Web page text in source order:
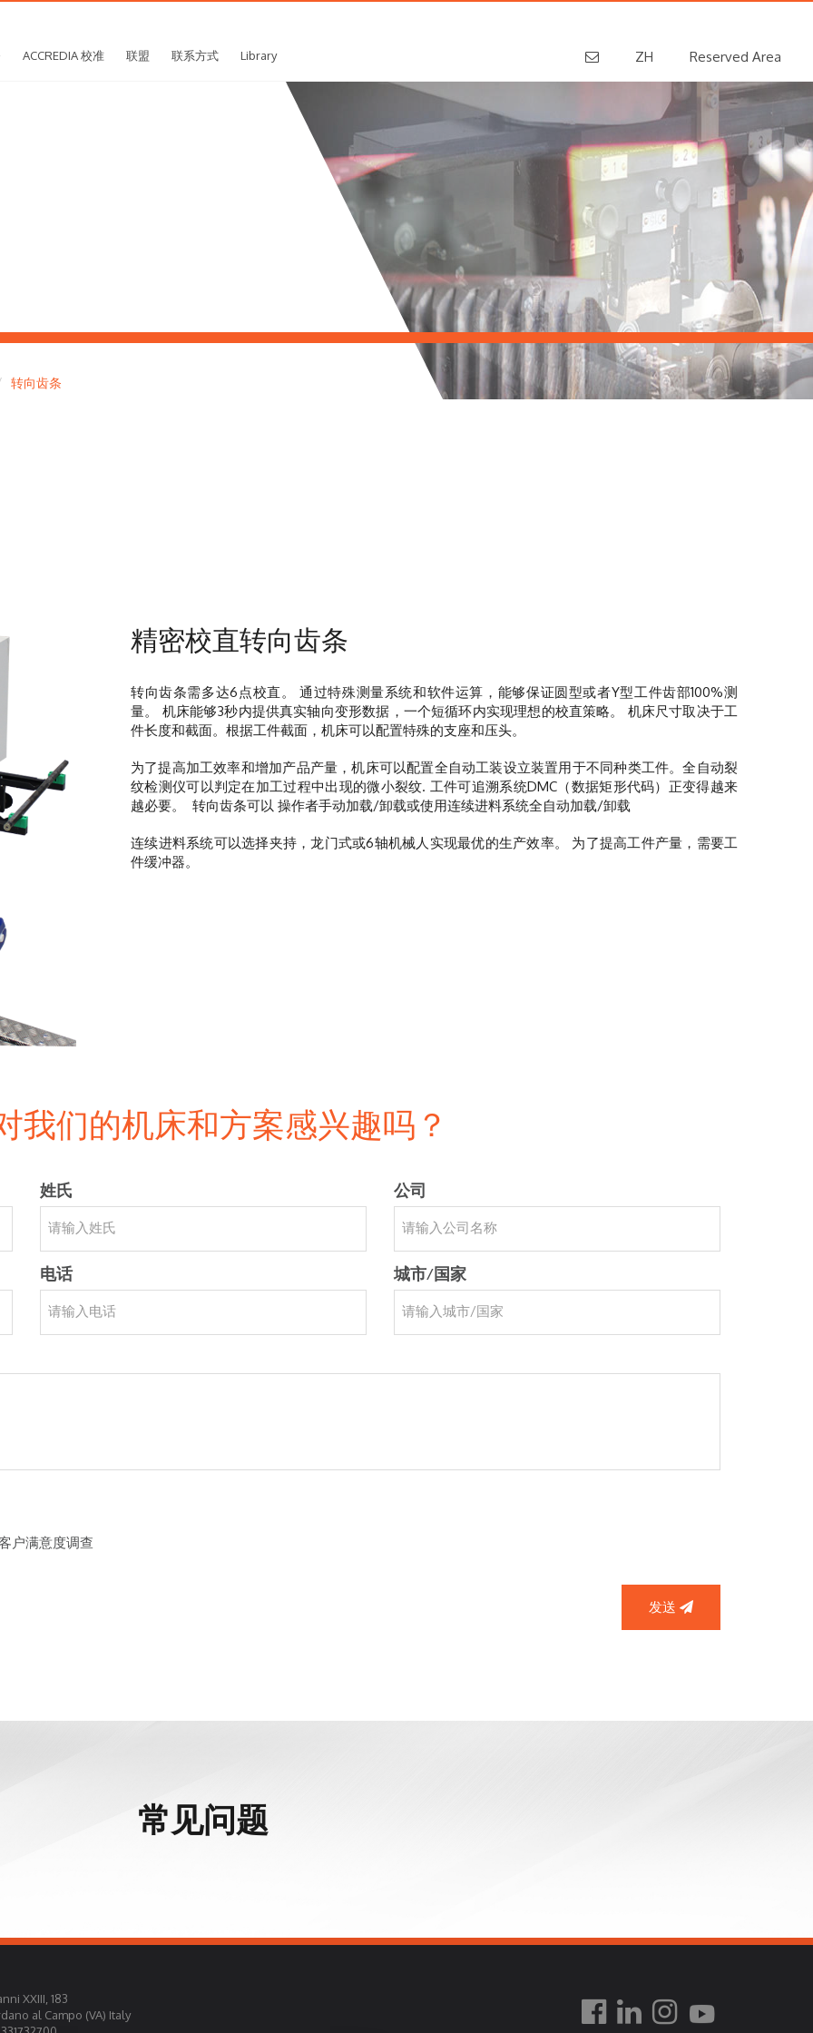
ACCREDIA 校准 联盟 联系方式 Library ZH Reserved Area
转向齿条
精密校直转向齿条
转向齿条需多达6点校直。 通过特殊测量系统和软件运算，能够保证圆型或者Y型工件齿部100%测
量。 机床能够3秒内提供真实轴向变形数据，一个短循环内实现理想的校直策略。 机床尺寸取决于工
件长度和截面。根据工件截面，机床可以配置特殊的支座和压头。
为了提高加工效率和增加产品产量，机床可以配置全自动工装设立装置用于不同种类工件。全自动裂
纹检测仪可以判定在加工过程中出现的微小裂纹. 工件可追溯系统DMC（数据矩形代码）正变得越来
越必要。 转向齿条可以 操作者手动加载/卸载或使用连续进料系统全自动加载/卸载
连续进料系统可以选择夹持，龙门式或6轴机械人实现最优的生产效率。 为了提高工件产量，需要工
件缓冲器。
我们的机床和方案感兴趣吗？
姓氏 公司
电话 城市/国家
户满意度调查
发送
常见问题
XXIII, 183
al Campo (VA) Italy